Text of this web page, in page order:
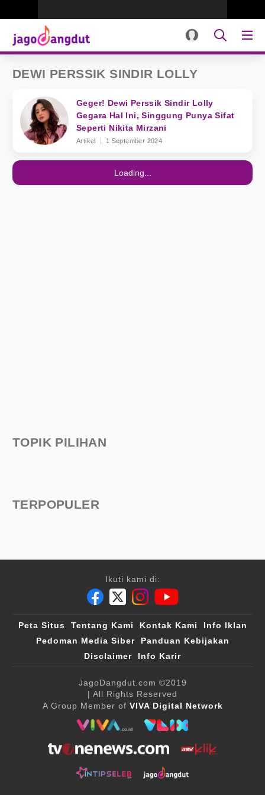
DEWI PERSSIK SINDIR LOLLY
Geger! Dewi Perssik Sindir Lolly
Gegara Hal Ini, Singgung Punya Sifat
Seperti Nikita Mirzani
Artikel 1 September 2024
Loading...
TOPIK PILIHAN
TERPOPULER
Ikuti kami di:
Peta Situs Tentang Kami Kontak Kami
Info Iklan
Pedoman Media Siber
Panduan Kebijakan
Disclaimer
Info Karir
JagoDangdut.com ©2019
| All Rights Reserved
A Group Member of VIVA Digital Network